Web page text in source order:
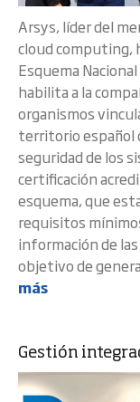
Arsys, líder del
cloud computing,
Esquema
habilita a la
organismos
territorio español
seguridad de los
certificación
esquema, que
requisitos
información de
objetivo de
más
Gestión